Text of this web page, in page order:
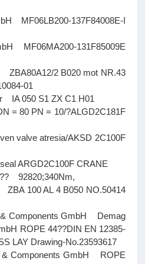
MF06LB200-137F84008E-I
MF06MA200-131F85009E
2 B020 mot NR.43
01
IA 050 S1 ZX C1 H01
80 PN = 10/?ALGD2C181F
valve atresia/AKSD 2C100F
ARGD2C100F CRANE
92820;340Nm,
100 AL 4 B050 NO.50414
Components GmbH Demag
ROPE 44??DIN EN 12385-
LAY Drawing-No.23593617
Components GmbH ROPE